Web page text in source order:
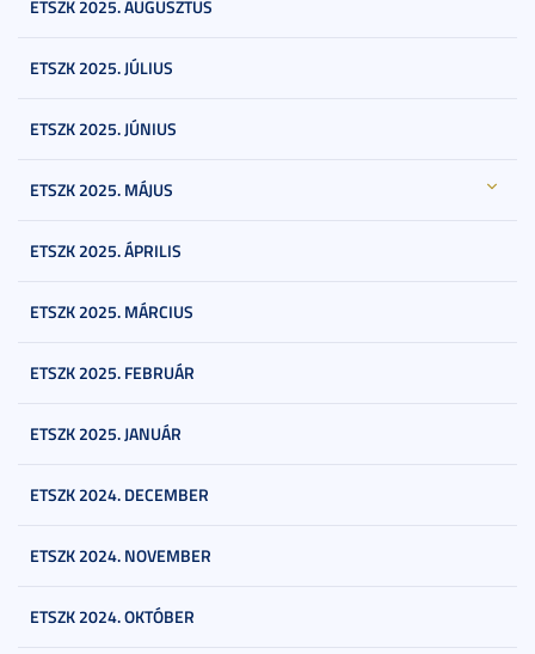
ETSZK 2025. AUGUSZTUS
ETSZK 2025. JÚLIUS
ETSZK 2025. JÚNIUS
ETSZK 2025. MÁJUS
ETSZK 2025. ÁPRILIS
ETSZK 2025. MÁRCIUS
ETSZK 2025. FEBRUÁR
ETSZK 2025. JANUÁR
ETSZK 2024. DECEMBER
ETSZK 2024. NOVEMBER
ETSZK 2024. OKTÓBER